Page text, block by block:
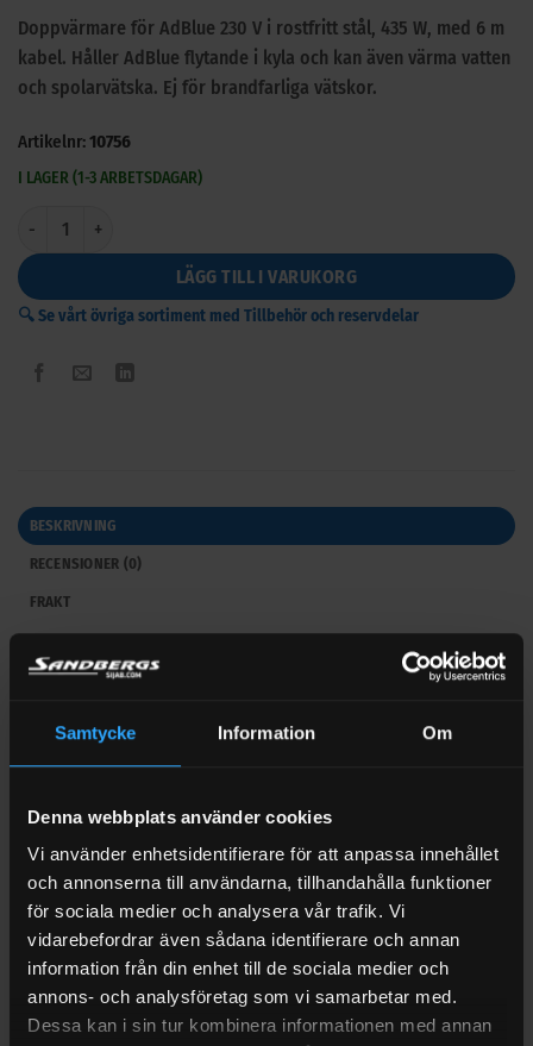
Samtycke Information Om
Denna webbplats använder cookies
Vi använder enhetsidentifierare för att anpassa innehållet
och annonserna till användarna, tillhandahålla funktioner
för sociala medier och analysera vår trafik. Vi
vidarebefordrar även sådana identifierare och annan
information från din enhet till de sociala medier och
annons- och analysföretag som vi samarbetar med.
Dessa kan i sin tur kombinera informationen med annan
Doppvärmare för AdBlue 230 V i rostfritt stål, 435 W, med 6 m
kabel. Håller AdBlue flytande i kyla och kan även värma vatten
och spolarvätska. Ej för brandfarliga vätskor.
Artikelnr:10756
I LAGER (1-3 ARBETSDAGAR)
Doppvärmare för AdBlue 230 V mängd
LÄGG TILL I VARUKORG
🔍 Se vårt övriga sortiment med Tillbehör och reservdelar
BESKRIVNING
RECENSIONER (0)
FRAKT
Doppvärmare för AdBlue 230 V
Doppvärmare för AdBlue 230 V förhindrar att vätskan fryser
och kristalliserar vid låga temperaturer. Den säkerställer
igensättning i ledningar och pumpar. Tack vare konstruktion i
rostfritt stål får du hög hållbarhet och säker funktion över tid.
Se gärna fler tillbehör under våraAdBlue-produkter
Robust och energieffektiv
−3 °C och från vid +3 °C arbetar värmaren energieffektivt. Den